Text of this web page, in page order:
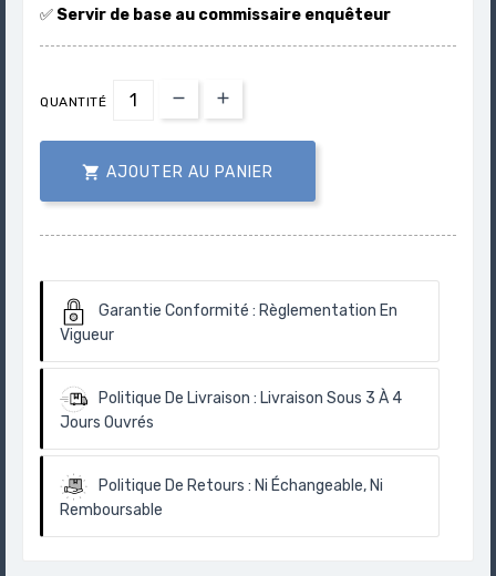
✅ Servir de base au commissaire enquêteur
QUANTITÉ
 AJOUTER AU PANIER
Garantie Conformité : Règlementation En
Vigueur
Politique De Livraison : Livraison Sous 3 À 4
Jours Ouvrés
Politique De Retours : Ni Échangeable, Ni
Remboursable